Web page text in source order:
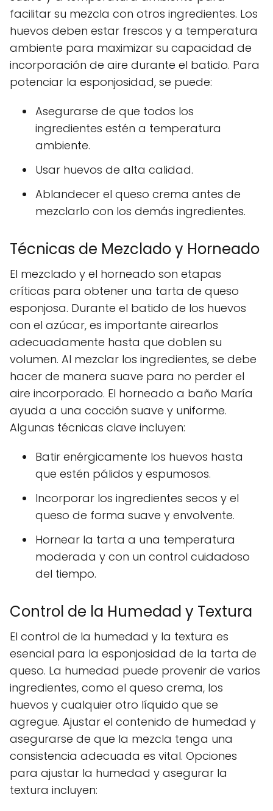
facilitar su mezcla con otros ingredientes. Los
huevos deben estar frescos y a temperatura
ambiente para maximizar su capacidad de
incorporación de aire durante el batido. Para
potenciar la esponjosidad, se puede:
Asegurarse de que todos los
ingredientes estén a temperatura
ambiente.
Usar huevos de alta calidad.
Ablandecer el queso crema antes de
mezclarlo con los demás ingredientes.
Técnicas de Mezclado y Horneado
El mezclado y el horneado son etapas
críticas para obtener una tarta de queso
esponjosa. Durante el batido de los huevos
con el azúcar, es importante airearlos
adecuadamente hasta que doblen su
volumen. Al mezclar los ingredientes, se debe
hacer de manera suave para no perder el
aire incorporado. El horneado a baño María
ayuda a una cocción suave y uniforme.
Algunas técnicas clave incluyen:
Batir enérgicamente los huevos hasta
que estén pálidos y espumosos.
Incorporar los ingredientes secos y el
queso de forma suave y envolvente.
Hornear la tarta a una temperatura
moderada y con un control cuidadoso
del tiempo.
Control de la Humedad y Textura
El control de la humedad y la textura es
esencial para la esponjosidad de la tarta de
queso. La humedad puede provenir de varios
ingredientes, como el queso crema, los
huevos y cualquier otro líquido que se
agregue. Ajustar el contenido de humedad y
asegurarse de que la mezcla tenga una
consistencia adecuada es vital. Opciones
para ajustar la humedad y asegurar la
textura incluyen: